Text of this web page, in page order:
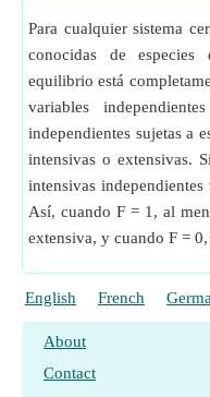
Para cualquier sistema
conocidas de especies
equilibrio está
variables
independientes sujetas a
intensivas o extensivas.
intensivas
Así, cuando F = 1, al
extensiva, y cuando F =
English French
About
Contact